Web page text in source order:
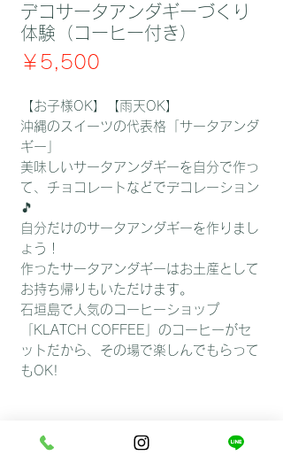
デコサータアンダギーづくり
体験（コーヒー付き）
￥5,500
【お子様OK】【雨天OK】
沖縄のスイーツの代表格「サータアンダ
ギー」
美味しいサータアンダギーを自分で作っ
て、チョコレートなどでデコレーション
🎵
自分だけのサータアンダギーを作りまし
ょう！
作ったサータアンダギーはお土産として
お持ち帰りもいただけます。
石垣島で人気のコーヒーショップ
「KLATCH COFFEE」のコーヒーがセ
ットだから、その場で楽しんでもらって
もOK!
■最低２人からお申し込み可能です。
■おひとり様１０個程度お作りいただき